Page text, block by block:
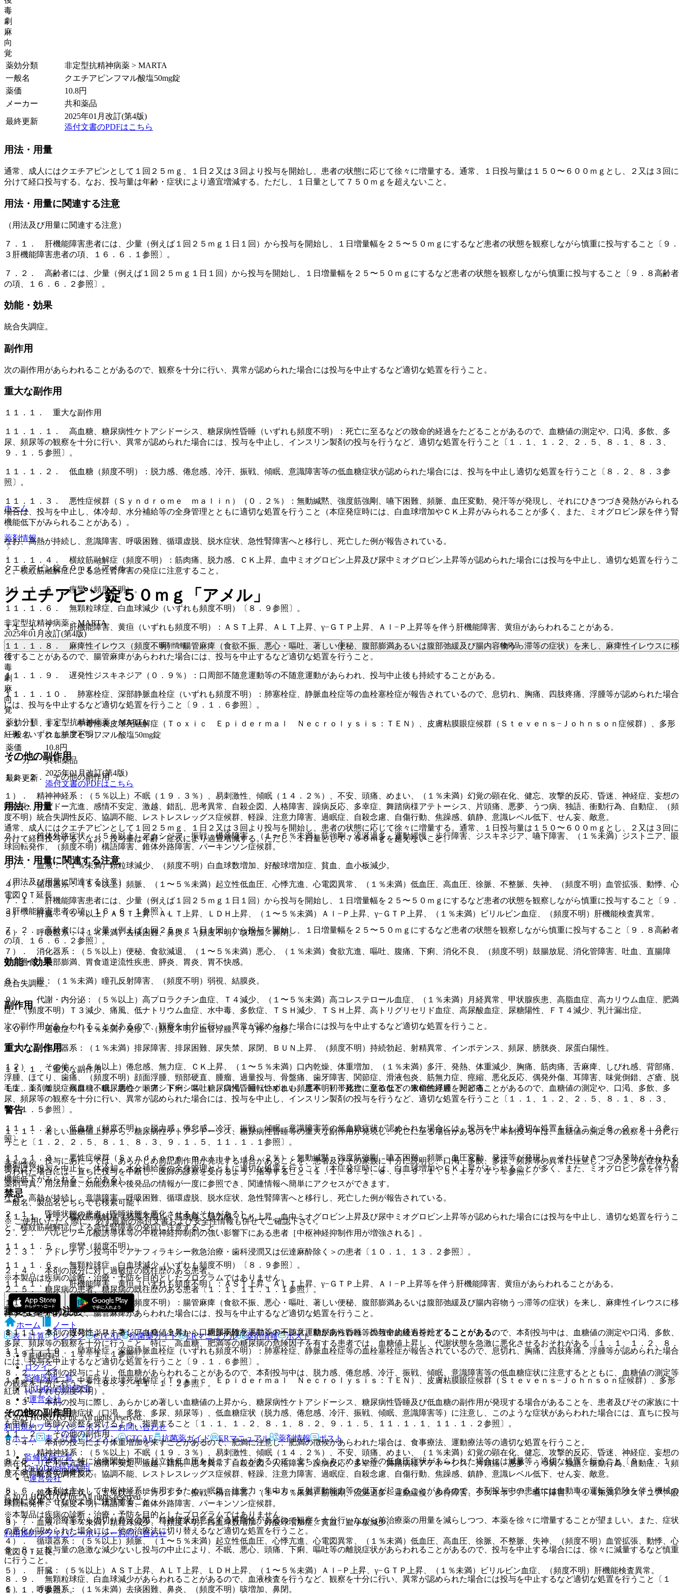
毒
劇
麻
向
覚
薬効分類
非定型抗精神病薬 > MARTA
一般名
クエチアピンフマル酸塩50mg錠
薬価
10.8円
メーカー
共和薬品
最終更新
2025年01月改訂(第4版)
添付文書のPDFはこちら
用法・用量
通常、成人にはクエチアピンとして１回２５ｍｇ、１日２又は３回より投与を開始し、患者の状態に応じて徐々に増量する。通常、１日投与量は１５０〜６００ｍｇとし、２又は３回に
分けて経口投与する。なお、投与量は年齢・症状により適宜増減する。ただし、１日量として７５０ｍｇを超えないこと。
用法・用量に関連する注意
（用法及び用量に関連する注意）
７．１． 肝機能障害患者には、少量（例えば１回２５ｍｇ１日１回）から投与を開始し、１日増量幅を２５〜５０ｍｇにするなど患者の状態を観察しながら慎重に投与すること〔９．
３肝機能障害患者の項、１６．６．１参照〕。
７．２． 高齢者には、少量（例えば１回２５ｍｇ１日１回）から投与を開始し、１日増量幅を２５〜５０ｍｇにするなど患者の状態を観察しながら慎重に投与すること〔９．８高齢者
の項、１６．６．２参照〕。
効能・効果
統合失調症。
副作用
次の副作用があらわれることがあるので、観察を十分に行い、異常が認められた場合には投与を中止するなど適切な処置を行うこと。
重大な副作用
１１．１． 重大な副作用
１１．１．１． 高血糖、糖尿病性ケトアシドーシス、糖尿病性昏睡（いずれも頻度不明）：死亡に至るなどの致命的経過をたどることがあるので、血糖値の測定や、口渇、多飲、多
尿、頻尿等の観察を十分に行い、異常が認められた場合には、投与を中止し、インスリン製剤の投与を行うなど、適切な処置を行うこと〔１．１、１．２、２．５、８．１、８．３、
９．１．５参照〕。
１１．１．２． 低血糖（頻度不明）：脱力感、倦怠感、冷汗、振戦、傾眠、意識障害等の低血糖症状が認められた場合には、投与を中止し適切な処置を行うこと〔８．２、８．３参
照〕。
１１．１．３． 悪性症候群（Ｓｙｎｄｒｏｍｅ ｍａｌｉｎ）（０．２％）：無動緘黙、強度筋強剛、嚥下困難、頻脈、血圧変動、発汗等が発現し、それにひきつづき発熱がみられる
場合は、投与を中止し、体冷却、水分補給等の全身管理とともに適切な処置を行うこと（本症発症時には、白血球増加やＣＫ上昇がみられることが多く、また、ミオグロビン尿を伴う腎
機能低下がみられることがある）。
なお、高熱が持続し、意識障害、呼吸困難、循環虚脱、脱水症状、急性腎障害へと移行し、死亡した例が報告されている。
１１．１．４． 横紋筋融解症（頻度不明）：筋肉痛、脱力感、ＣＫ上昇、血中ミオグロビン上昇及び尿中ミオグロビン上昇等が認められた場合には投与を中止し、適切な処置を行うこ
と。横紋筋融解症による急性腎障害の発症に注意すること。
１１．１．５． 痙攣（頻度不明）。
１１．１．６． 無顆粒球症、白血球減少（いずれも頻度不明）〔８．９参照〕。
１１．１．７． 肝機能障害、黄疸（いずれも頻度不明）：ＡＳＴ上昇、ＡＬＴ上昇、γ−ＧＴＰ上昇、Ａｌ−Ｐ上昇等を伴う肝機能障害、黄疸があらわれることがある。
１１．１．８． 麻痺性イレウス（頻度不明）：腸管麻痺（食欲不振、悪心・嘔吐、著しい便秘、腹部膨満あるいは腹部弛緩及び腸内容物うっ滞等の症状）を来し、麻痺性イレウスに移
行することがあるので、腸管麻痺があらわれた場合には、投与を中止するなど適切な処置を行うこと。
１１．１．９． 遅発性ジスキネジア（０．９％）：口周部不随意運動等の不随意運動があらわれ、投与中止後も持続することがある。
１１．１．１０． 肺塞栓症、深部静脈血栓症（いずれも頻度不明）：肺塞栓症、静脈血栓症等の血栓塞栓症が報告されているので、息切れ、胸痛、四肢疼痛、浮腫等が認められた場合
には、投与を中止するなど適切な処置を行うこと〔９．１．６参照〕。
１１．１．１１． 中毒性表皮壊死融解症（Ｔｏｘｉｃ Ｅｐｉｄｅｒｍａｌ Ｎｅｃｒｏｌｙｓｉｓ：ＴＥＮ）、皮膚粘膜眼症候群（Ｓｔｅｖｅｎｓ−Ｊｏｈｎｓｏｎ症候群）、多形
紅斑（いずれも頻度不明）。
その他の副作用
１１．２． その他の副作用
１）． 精神神経系：（５％以上）不眠（１９．３％）、易刺激性、傾眠（１４．２％）、不安、頭痛、めまい、（１％未満）幻覚の顕在化、健忘、攻撃的反応、昏迷、神経症、妄想の
顕在化、リビドー亢進、感情不安定、激越、錯乱、思考異常、自殺企図、人格障害、躁病反応、多幸症、舞踏病様アテトーシス、片頭痛、悪夢、うつ病、独語、衝動行為、自動症、（頻
度不明）統合失調性反応、協調不能、レストレスレッグス症候群、軽躁、注意力障害、過眠症、自殺念慮、自傷行動、焦躁感、鎮静、意識レベル低下、せん妄、敵意。
２）． 錐体外路症状：（５％以上）アカシジア、振戦、構音障害、（１〜５％未満）筋強剛、流涎過多、運動緩慢、歩行障害、ジスキネジア、嚥下障害、（１％未満）ジストニア、眼
球回転発作、（頻度不明）構語障害、錐体外路障害、パーキンソン症候群。
３）． 血液：（１％未満）顆粒球減少、（頻度不明）白血球数増加、好酸球増加症、貧血、血小板減少。
４）． 循環器系：（５％以上）頻脈、（１〜５％未満）起立性低血圧、心悸亢進、心電図異常、（１％未満）低血圧、高血圧、徐脈、不整脈、失神、（頻度不明）血管拡張、動悸、心
電図ＱＴ延長。
５）． 肝臓：（５％以上）ＡＳＴ上昇、ＡＬＴ上昇、ＬＤＨ上昇、（１〜５％未満）Ａｌ−Ｐ上昇、γ−ＧＴＰ上昇、（１％未満）ビリルビン血症、（頻度不明）肝機能検査異常。
６）． 呼吸器系：（１％未満）去痰困難、鼻炎、（頻度不明）咳増加、鼻閉。
７）． 消化器系：（５％以上）便秘、食欲減退、（１〜５％未満）悪心、（１％未満）食欲亢進、嘔吐、腹痛、下痢、消化不良、（頻度不明）鼓腸放屁、消化管障害、吐血、直腸障
害、過食、腹部膨満、胃食道逆流性疾患、膵炎、胃炎、胃不快感。
８）． 眼：（１％未満）瞳孔反射障害、（頻度不明）弱視、結膜炎。
９）． 代謝・内分泌：（５％以上）高プロラクチン血症、Ｔ４減少、（１〜５％未満）高コレステロール血症、（１％未満）月経異常、甲状腺疾患、高脂血症、高カリウム血症、肥満
症、（頻度不明）Ｔ３減少、痛風、低ナトリウム血症、水中毒、多飲症、ＴＳＨ減少、ＴＳＨ上昇、高トリグリセリド血症、高尿酸血症、尿糖陽性、ＦＴ４減少、乳汁漏出症。
１０）． 過敏症：（１％未満）発疹、（頻度不明）血管浮腫、そう痒、湿疹。
１１）． 泌尿器系：（１％未満）排尿障害、排尿困難、尿失禁、尿閉、ＢＵＮ上昇、（頻度不明）持続勃起、射精異常、インポテンス、頻尿、膀胱炎、尿蛋白陽性。
１２）． その他：（５％以上）倦怠感、無力症、ＣＫ上昇、（１〜５％未満）口内乾燥、体重増加、（１％未満）多汗、発熱、体重減少、胸痛、筋肉痛、舌麻痺、しびれ感、背部痛、
浮腫、ほてり、歯痛、（頻度不明）顔面浮腫、頸部硬直、腫瘤、過量投与、骨盤痛、歯牙障害、関節症、滑液包炎、筋無力症、痙縮、悪化反応、偶発外傷、耳障害、味覚倒錯、ざ瘡、脱
毛症、薬剤離脱症候群（不眠、悪心、頭痛、下痢、嘔吐）、口渇、回転性めまい、悪寒、靭帯捻挫、意欲低下、末梢性浮腫、関節痛。
警告
１．１． 著しい血糖値上昇から、糖尿病性ケトアシドーシス、糖尿病性昏睡等の重大な副作用が発現し、死亡に至る場合があるので、本剤投与中は、血糖値の測定等の観察を十分に行
うこと〔１．２、２．５、８．１、８．３、９．１．５、１１．１．１参照〕。
１．２． 投与にあたっては、あらかじめ前記副作用が発現する場合があることを、患者及びその家族に十分に説明し、口渇、多飲、多尿、頻尿等の異常に注意し、このような症状があ
らわれた場合には、直ちに投与を中断し、医師の診察を受けるよう、指導すること〔１．１、８．１、８．３、９．１．５、１１．１．１参照〕。
禁忌
２．１． 昏睡状態の患者［昏睡状態を悪化させるおそれがある］。
２．２． バルビツール酸誘導体等の中枢神経抑制剤の強い影響下にある患者［中枢神経抑制作用が増強される］。
２．３． アドレナリン投与中＜アナフィラキシー救急治療・歯科浸潤又は伝達麻酔除く＞の患者〔１０．１、１３．２参照〕。
２．４． 本剤の成分に対し過敏症の既往歴のある患者。
２．５． 糖尿病の患者、糖尿病の既往歴のある患者〔１．１、１１．１．１参照〕。
重要な基本的注意
８．１． 本剤の投与により、著しい血糖値上昇から、糖尿病性ケトアシドーシス、糖尿病性昏睡等の致命的経過をたどることがあるので、本剤投与中は、血糖値の測定や口渇、多飲、
多尿、頻尿等の観察を十分に行うこと。特に、高血糖、肥満等の糖尿病の危険因子を有する患者では、血糖値上昇し、代謝状態を急激に悪化させるおそれがある〔１．１、１．２、８．
３、９．１．５、１１．１．１参照〕。
８．２． 本剤の投与により、低血糖があらわれることがあるので、本剤投与中は、脱力感、倦怠感、冷汗、振戦、傾眠、意識障害等の低血糖症状に注意するとともに、血糖値の測定等
の観察を十分に行うこと〔８．３、１１．１．２参照〕。
８．３． 本剤の投与に際し、あらかじめ著しい血糖値の上昇から、糖尿病性ケトアシドーシス、糖尿病性昏睡及び低血糖の副作用が発現する場合があることを、患者及びその家族に十
分に説明し、高血糖症状（口渇、多飲、多尿、頻尿等）、低血糖症状（脱力感、倦怠感、冷汗、振戦、傾眠、意識障害等）に注意し、このような症状があらわれた場合には、直ちに投与
を中断し、医師の診察を受けるよう、指導すること〔１．１、１．２、８．１、８．２、９．１．５、１１．１．１、１１．１．２参照〕。
８．４． 本剤の投与により体重増加を来すことがあるので、肥満に注意し、肥満の徴候があらわれた場合は、食事療法、運動療法等の適切な処置を行うこと。
８．５． 本剤は、特に治療開始初期に起立性低血圧を起こすことがあるので、立ちくらみ、めまい等の低血圧症状があらわれた場合には減量等、適切な処置を行うこと〔９．１．１、
９．８高齢者の項参照〕。
８．６． 本剤は主として中枢神経系に作用するため、眠気、注意力・集中力・反射運動能力等の低下が起こることがあるので、本剤投与中の患者には自動車の運転等危険を伴う機械の
操作に従事させないように注意すること。
８．７． 前治療薬からの切り替えの際、精神症状が悪化する可能性があるので観察を十分行いながら前治療薬の用量を減らしつつ、本薬を徐々に増量することが望ましい。また、症状
の悪化が認められた場合には、他の治療法に切り替えるなど適切な処置を行うこと。
８．８． 投与量の急激な減少ないし投与の中止により、不眠、悪心、頭痛、下痢、嘔吐等の離脱症状があらわれることがあるので、投与を中止する場合には、徐々に減量するなど慎重
に行うこと。
８．９． 無顆粒球症、白血球減少があらわれることがあるので、血液検査を行うなど、観察を十分に行い、異常が認められた場合には投与を中止するなど適切な処置を行うこと〔１
１．１．６参照〕。
ホーム
薬剤情報
クエチアピン錠５０ｍｇ「アメル」
クエチアピン錠５０ｍｇ「アメル」
非定型抗精神病薬 > MARTA
2025年01月改訂(第4版)
薬剤情報 後発品
後
毒
劇
麻
向
覚
薬効分類
非定型抗精神病薬 > MARTA
一般名
クエチアピンフマル酸塩50mg錠
薬価
10.8円
メーカー
共和薬品
最終更新
2025年01月改訂(第4版)
添付文書のPDFはこちら
用法・用量
通常、成人にはクエチアピンとして１回２５ｍｇ、１日２又は３回より投与を開始し、患者の状態に応じて徐々に増量する。通常、１日投与量は１５０〜６００ｍｇとし、２又は３回に
分けて経口投与する。なお、投与量は年齢・症状により適宜増減する。ただし、１日量として７５０ｍｇを超えないこと。
用法・用量に関連する注意
（用法及び用量に関連する注意）
７．１． 肝機能障害患者には、少量（例えば１回２５ｍｇ１日１回）から投与を開始し、１日増量幅を２５〜５０ｍｇにするなど患者の状態を観察しながら慎重に投与すること〔９．
３肝機能障害患者の項、１６．６．１参照〕。
７．２． 高齢者には、少量（例えば１回２５ｍｇ１日１回）から投与を開始し、１日増量幅を２５〜５０ｍｇにするなど患者の状態を観察しながら慎重に投与すること〔９．８高齢者
の項、１６．６．２参照〕。
効能・効果
統合失調症。
副作用
次の副作用があらわれることがあるので、観察を十分に行い、異常が認められた場合には投与を中止するなど適切な処置を行うこと。
重大な副作用
１１．１． 重大な副作用
１１．１．１． 高血糖、糖尿病性ケトアシドーシス、糖尿病性昏睡（いずれも頻度不明）：死亡に至るなどの致命的経過をたどることがあるので、血糖値の測定や、口渇、多飲、多
尿、頻尿等の観察を十分に行い、異常が認められた場合には、投与を中止し、インスリン製剤の投与を行うなど、適切な処置を行うこと〔１．１、１．２、２．５、８．１、８．３、
９．１．５参照〕。
１１．１．２． 低血糖（頻度不明）：脱力感、倦怠感、冷汗、振戦、傾眠、意識障害等の低血糖症状が認められた場合には、投与を中止し適切な処置を行うこと〔８．２、８．３参
照〕。
１１．１．３． 悪性症候群（Ｓｙｎｄｒｏｍｅ ｍａｌｉｎ）（０．２％）：無動緘黙、強度筋強剛、嚥下困難、頻脈、血圧変動、発汗等が発現し、それにひきつづき発熱がみられる
場合は、投与を中止し、体冷却、水分補給等の全身管理とともに適切な処置を行うこと（本症発症時には、白血球増加やＣＫ上昇がみられることが多く、また、ミオグロビン尿を伴う腎
機能低下がみられることがある）。
なお、高熱が持続し、意識障害、呼吸困難、循環虚脱、脱水症状、急性腎障害へと移行し、死亡した例が報告されている。
１１．１．４． 横紋筋融解症（頻度不明）：筋肉痛、脱力感、ＣＫ上昇、血中ミオグロビン上昇及び尿中ミオグロビン上昇等が認められた場合には投与を中止し、適切な処置を行うこ
と。横紋筋融解症による急性腎障害の発症に注意すること。
１１．１．５． 痙攣（頻度不明）。
１１．１．６． 無顆粒球症、白血球減少（いずれも頻度不明）〔８．９参照〕。
１１．１．７． 肝機能障害、黄疸（いずれも頻度不明）：ＡＳＴ上昇、ＡＬＴ上昇、γ−ＧＴＰ上昇、Ａｌ−Ｐ上昇等を伴う肝機能障害、黄疸があらわれることがある。
１１．１．８． 麻痺性イレウス（頻度不明）：腸管麻痺（食欲不振、悪心・嘔吐、著しい便秘、腹部膨満あるいは腹部弛緩及び腸内容物うっ滞等の症状）を来し、麻痺性イレウスに移
行することがあるので、腸管麻痺があらわれた場合には、投与を中止するなど適切な処置を行うこと。
１１．１．９． 遅発性ジスキネジア（０．９％）：口周部不随意運動等の不随意運動があらわれ、投与中止後も持続することがある。
１１．１．１０． 肺塞栓症、深部静脈血栓症（いずれも頻度不明）：肺塞栓症、静脈血栓症等の血栓塞栓症が報告されているので、息切れ、胸痛、四肢疼痛、浮腫等が認められた場合
には、投与を中止するなど適切な処置を行うこと〔９．１．６参照〕。
１１．１．１１． 中毒性表皮壊死融解症（Ｔｏｘｉｃ Ｅｐｉｄｅｒｍａｌ Ｎｅｃｒｏｌｙｓｉｓ：ＴＥＮ）、皮膚粘膜眼症候群（Ｓｔｅｖｅｎｓ−Ｊｏｈｎｓｏｎ症候群）、多形
紅斑（いずれも頻度不明）。
その他の副作用
１１．２． その他の副作用
１）． 精神神経系：（５％以上）不眠（１９．３％）、易刺激性、傾眠（１４．２％）、不安、頭痛、めまい、（１％未満）幻覚の顕在化、健忘、攻撃的反応、昏迷、神経症、妄想の
顕在化、リビドー亢進、感情不安定、激越、錯乱、思考異常、自殺企図、人格障害、躁病反応、多幸症、舞踏病様アテトーシス、片頭痛、悪夢、うつ病、独語、衝動行為、自動症、（頻
度不明）統合失調性反応、協調不能、レストレスレッグス症候群、軽躁、注意力障害、過眠症、自殺念慮、自傷行動、焦躁感、鎮静、意識レベル低下、せん妄、敵意。
２）． 錐体外路症状：（５％以上）アカシジア、振戦、構音障害、（１〜５％未満）筋強剛、流涎過多、運動緩慢、歩行障害、ジスキネジア、嚥下障害、（１％未満）ジストニア、眼
球回転発作、（頻度不明）構語障害、錐体外路障害、パーキンソン症候群。
３）． 血液：（１％未満）顆粒球減少、（頻度不明）白血球数増加、好酸球増加症、貧血、血小板減少。
４）． 循環器系：（５％以上）頻脈、（１〜５％未満）起立性低血圧、心悸亢進、心電図異常、（１％未満）低血圧、高血圧、徐脈、不整脈、失神、（頻度不明）血管拡張、動悸、心
電図ＱＴ延長。
５）． 肝臓：（５％以上）ＡＳＴ上昇、ＡＬＴ上昇、ＬＤＨ上昇、（１〜５％未満）Ａｌ−Ｐ上昇、γ−ＧＴＰ上昇、（１％未満）ビリルビン血症、（頻度不明）肝機能検査異常。
６）． 呼吸器系：（１％未満）去痰困難、鼻炎、（頻度不明）咳増加、鼻閉。
薬剤情報
薬剤写真、用法用量、効能効果や後発品の情報が一度に参照でき、関連情報へ簡単にアクセスができます。
一般名、製品名どちらでも検索可能！
※ ご使用いただく際に、必ず最新の添付文書および安全性情報も併せてご確認下さい。
※本製品は疾病の診断・治療・予防を目的としたプログラムではありません。
ホーム
ノート
表・計算
レジメン CTCAE 抗菌薬ガイド ERマニュアル 薬剤情報 ポスト
新規登録
ログイン
監修医師一覧
UpToDate特別割引
運営会社
© 2021 HOKUTO Inc. All rights reserved.
利用規約プライバシーポリシーお問い合わせ
ホーム
表・計算 レジメン CTCAE 抗菌薬ガイド ERマニュアル 薬剤情報 ポスト
監修医師一覧
UpToDate特別割引
運営会社
© 2021 HOKUTO Inc. All rights reserved.
※本製品は疾病の診断・治療・予防を目的としたプログラムではありません。
利用規約プライバシーポリシーお問い合わせ